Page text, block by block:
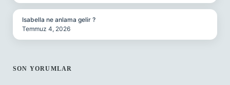
Isabella ne anlama gelir ?
Temmuz 4, 2026
SON YORUMLAR